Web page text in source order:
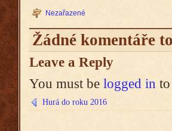
Nezařazené
Žádné komentáře
Leave a Reply
You must be logged in
Hurá do roku 2016